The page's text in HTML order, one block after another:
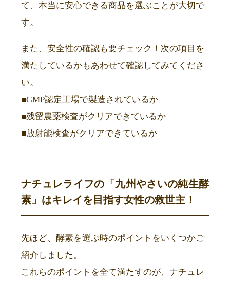
て、本当に安心できる商品を選ぶことが大切で
す。
また、安全性の確認も要チェック！次の項目を
満たしているかもあわせて確認してみてくださ
い。
■GMP認定工場で製造されているか
■残留農薬検査がクリアできているか
■放射能検査がクリアできているか
ナチュレライフの「九州やさいの純生酵
素」はキレイを目指す女性の救世主！
先ほど、酵素を選ぶ時のポイントをいくつかご
紹介しました。
これらのポイントを全て満たすのが、ナチュレ